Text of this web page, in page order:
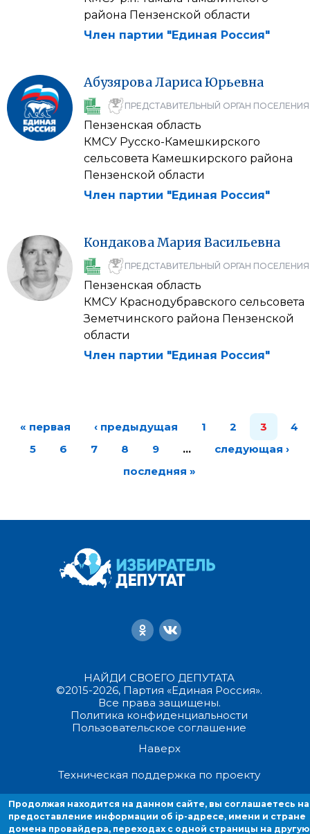
района Пензенской области
Член партии "Единая Россия"
АбузяроваЛарисаЮрьевна
ПРЕДСТАВИТЕЛЬНЫЙ ОРГАН ПОСЕЛЕНИЯ
Пензенская область
КМСУ Русско-Камешкирского
сельсовета Камешкирского района
Пензенской области
Член партии "Единая Россия"
КондаковаМарияВасильевна
ПРЕДСТАВИТЕЛЬНЫЙ ОРГАН ПОСЕЛЕНИЯ
Пензенская область
КМСУ Краснодубравского сельсовета
Земетчинского района Пензенской
области
Член партии "Единая Россия"
« первая ‹ предыдущая 1 2 3
4
5
6 7 8 9 …
следующая ›
последняя »
НАЙДИ СВОЕГО ДЕПУТАТА
©2015-2026, Партия «Единая Россия».
Все права защищены.
Политика конфиденциальности
Пользовательское соглашение
Наверх
Техническая поддержка по проекту
Продолжая находиться на данном сайте, вы соглашаетесь на
предоставление информации об ip-адресе, имени и стране домена
провайдера, переходах с одной страницы на другую и cookies.
Продолжая находится на данном сайте, вы соглашаетесь на
предоставление информации об ip-адресе, имени и стране
домена провайдера, переходах с одной страницы на другую